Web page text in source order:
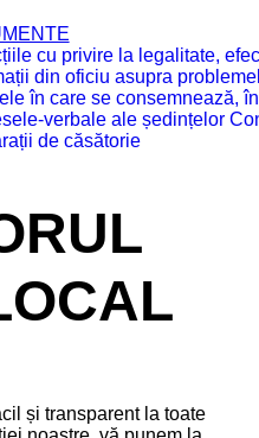
cu privire la legalitate,
din oficiu asupra
în care se consemnează,
verbale ale ședințelor
de căsătorie
și transparent la toate